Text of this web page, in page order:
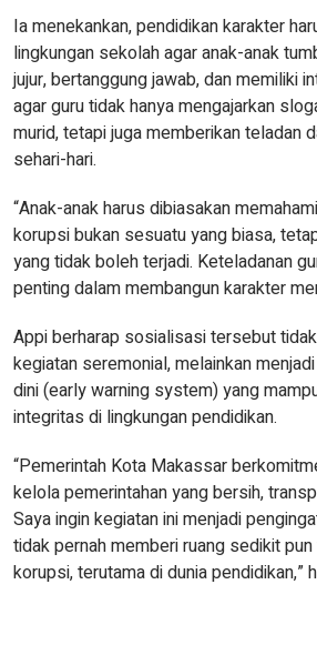
Ia menekankan, pendidikan karakter
lingkungan sekolah agar anak-anak
jujur, bertanggung jawab, dan memiliki
agar guru tidak hanya mengajarkan
murid, tetapi juga memberikan teladan
sehari-hari.
“Anak-anak harus dibiasakan
korupsi bukan sesuatu yang biasa,
yang tidak boleh terjadi. Keteladanan
penting dalam membangun karakter
Appi berharap sosialisasi tersebut
kegiatan seremonial, melainkan
dini (early warning system) yang
integritas di lingkungan pendidikan.
“Pemerintah Kota Makassar
kelola pemerintahan yang bersih,
Saya ingin kegiatan ini menjadi
tidak pernah memberi ruang sedikit
korupsi, terutama di dunia pendidikan,”